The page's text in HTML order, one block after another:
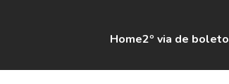
Home2º via de boleto